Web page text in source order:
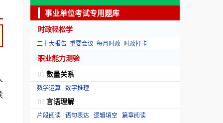
事业单位考试专用题库
时政轻松学
二十大报告 重要会议 每月时政 时政打卡
职业能力测验
01 数量关系
数学运算 数字推理
02 言语理解
片段阅读 语句表达 逻辑填空 篇章阅读